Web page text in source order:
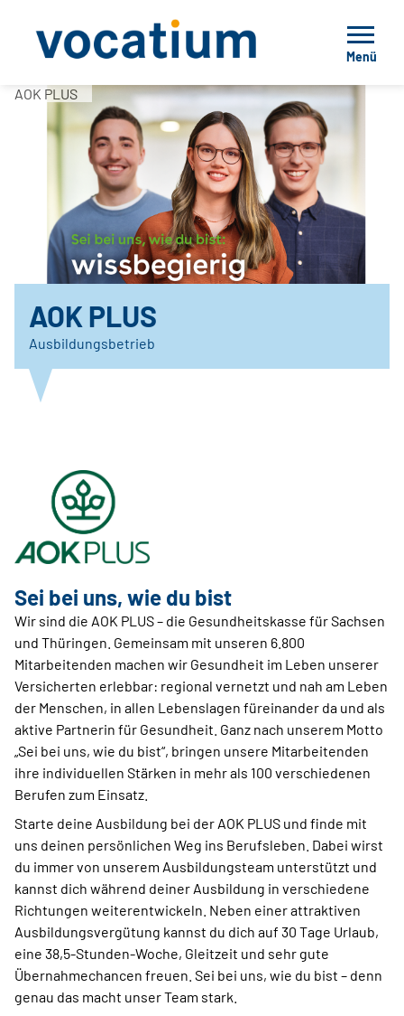
Menü
AOK PLUS
AOK PLUS
Ausbildungsbetrieb
Sei bei uns, wie du bist
Wir sind die AOK PLUS – die Gesundheitskasse für Sachsen
und Thüringen. Gemeinsam mit unseren 6.800
Mitarbeitenden machen wir Gesundheit im Leben unserer
Versicherten erlebbar: regional vernetzt und nah am Leben
der Menschen, in allen Lebenslagen füreinander da und als
aktive Partnerin für Gesundheit. Ganz nach unserem Motto
„Sei bei uns, wie du bist“, bringen unsere Mitarbeitenden
ihre individuellen Stärken in mehr als 100 verschiedenen
Berufen zum Einsatz.
Starte deine Ausbildung bei der AOK PLUS und finde mit
uns deinen persönlichen Weg ins Berufsleben. Dabei wirst
du immer von unserem Ausbildungsteam unterstützt und
kannst dich während deiner Ausbildung in verschiedene
Richtungen weiterentwickeln. Neben einer attraktiven
Ausbildungsvergütung kannst du dich auf 30 Tage Urlaub,
eine 38,5-Stunden-Woche, Gleitzeit und sehr gute
Übernahmechancen freuen. Sei bei uns, wie du bist – denn
genau das macht unser Team stark.